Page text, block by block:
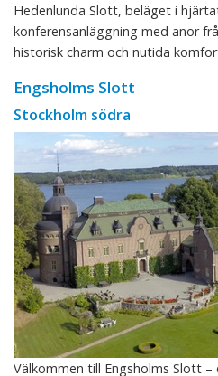
Hedenlunda Slott, beläget i
konferensanläggning med anor
historisk charm och nutida
Engsholms Slott
Stockholm södra
Välkommen till Engsholms Slott